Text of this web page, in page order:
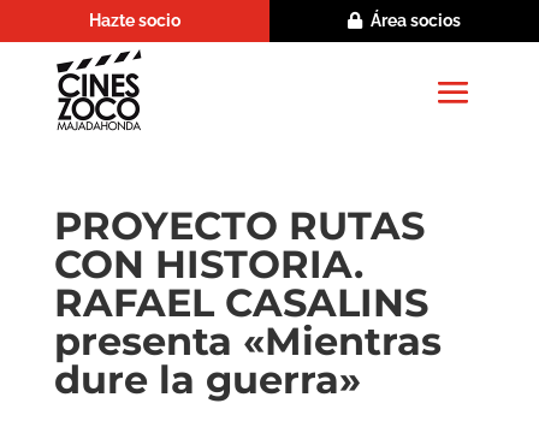
Hazte socio Área socios
PROYECTO RUTAS
CON HISTORIA.
RAFAEL CASALINS
presenta «Mientras
dure la guerra»